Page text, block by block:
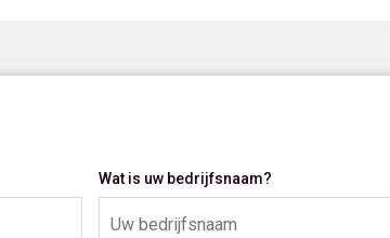
Wat is uw bedrijfsnaam?